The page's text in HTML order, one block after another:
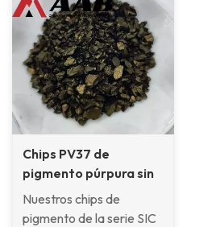
Chips PV37 de
pigmento púrpura sin
halógenos
Nuestros chips de
pigmento de la serie SIC